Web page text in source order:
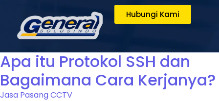
Hubungi Kami
Apa itu Protokol SSH dan
Bagaimana Cara Kerjanya?
Jasa Pasang CCTV